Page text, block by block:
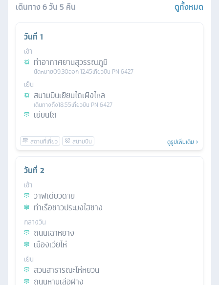
เดินทาง6วัน5 คืน ดูทั้งหมด
วันที่ 1
เช้า
ท่าอากาศยานสุวรรณภูมิ
นัดหมาย09.30ออก12.45เที่ยวบิน PN 6427
เย็น
สนามบินเยียนไถเผิงไหล
เดินทางถึง18.55เที่ยวบิน PN 6427
เยียนไถ
ดูรูปเพิ่มเติม
วันที่ 2
เช้า
วาฬเดียวดาย
ท่าเรือชาวประมงไฮชาง
กลางวัน
ถนนเฉาหยาง
เมืองเว่ยไห่
เย็น
สวนสาธารณะไห่หยวน
ถนนหานเล่อฝาง